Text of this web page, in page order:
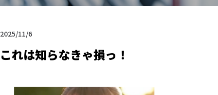
2025/11/6
これは知らなきゃ損っ！